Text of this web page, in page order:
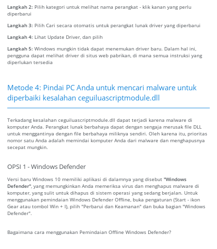
Langkah 2: Pilih kategori untuk melihat nama perangkat - klik kanan yang perlu
diperbarui
Langkah 3: Pilih Cari secara otomatis untuk perangkat lunak driver yang diperbarui
Langkah 4: Lihat Update Driver, dan pilih
Langkah 5: Windows mungkin tidak dapat menemukan driver baru. Dalam hal ini,
pengguna dapat melihat driver di situs web pabrikan, di mana semua instruksi yang
diperlukan tersedia
Metode 4: Pindai PC Anda untuk mencari malware untuk
diperbaiki kesalahan ceguiluascriptmodule.dll
Terkadang kesalahan ceguiluascriptmodule.dll dapat terjadi karena malware di
komputer Anda. Perangkat lunak berbahaya dapat dengan sengaja merusak file DLL
untuk menggantinya dengan file berbahaya miliknya sendiri. Oleh karena itu, prioritas
nomor satu Anda adalah memindai komputer Anda dari malware dan menghapusnya
secepat mungkin.
OPSI 1 - Windows Defender
Versi baru Windows 10 memiliki aplikasi di dalamnya yang disebut "Windows
Defender" , yang memungkinkan Anda memeriksa virus dan menghapus malware di
komputer, yang sulit untuk dihapus di sistem operasi yang sedang berjalan. Untuk
menggunakan pemindaian Windows Defender Offline, buka pengaturan (Start - ikon
Gear atau tombol Win + I), pilih "Perbarui dan Keamanan" dan buka bagian "Windows
Defender".
Bagaimana cara menggunakan Pemindaian Offline Windows Defender?